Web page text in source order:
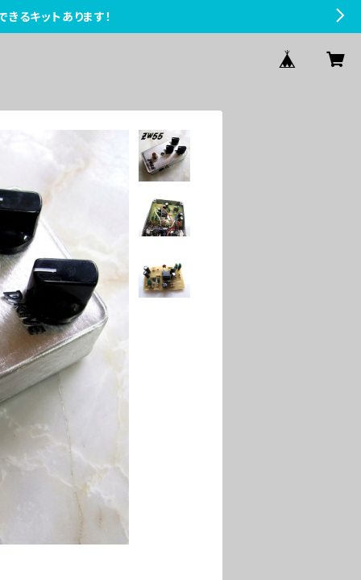
るキットあります！